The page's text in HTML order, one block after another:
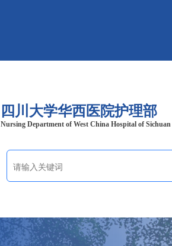
四川大学华西医院护理部
Nursing Department of West China Hospital of